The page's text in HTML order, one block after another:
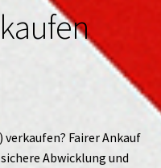
verkaufen? Fairer Ankauf
Abwicklung und